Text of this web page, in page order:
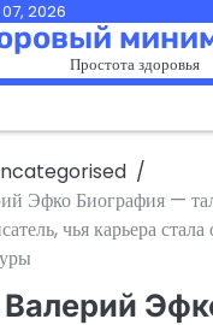
07, 2026
Простота здоровья
Эфко Биография —
чья карьера стала
Валерий